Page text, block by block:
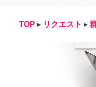
TOP ▸ リクエスト ▸